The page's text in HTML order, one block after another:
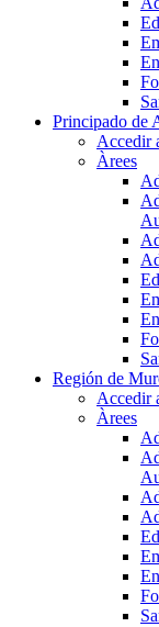
Principado de
Accedir
Àrees
Región de
Accedir
Àrees